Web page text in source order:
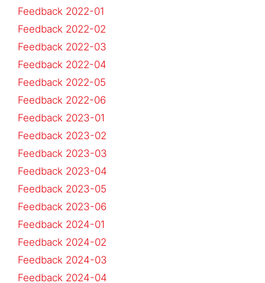
Feedback 2022-01
Feedback 2022-02
Feedback 2022-03
Feedback 2022-04
Feedback 2022-05
Feedback 2022-06
Feedback 2023-01
Feedback 2023-02
Feedback 2023-03
Feedback 2023-04
Feedback 2023-05
Feedback 2023-06
Feedback 2024-01
Feedback 2024-02
Feedback 2024-03
Feedback 2024-04